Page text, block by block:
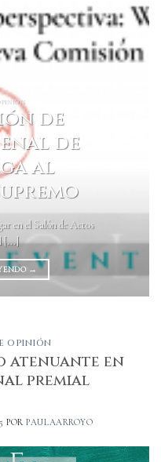
de
de
al
en el Salón de Actos
[...]
→
OPINIÓN
atenuante en
premial
PORPAULAARROYO